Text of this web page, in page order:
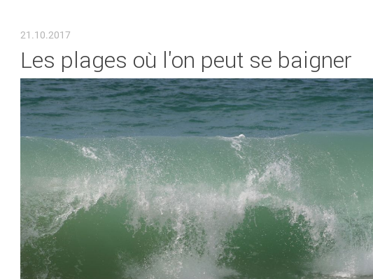
21.10.2017
Les plages où l'on peut se baigner